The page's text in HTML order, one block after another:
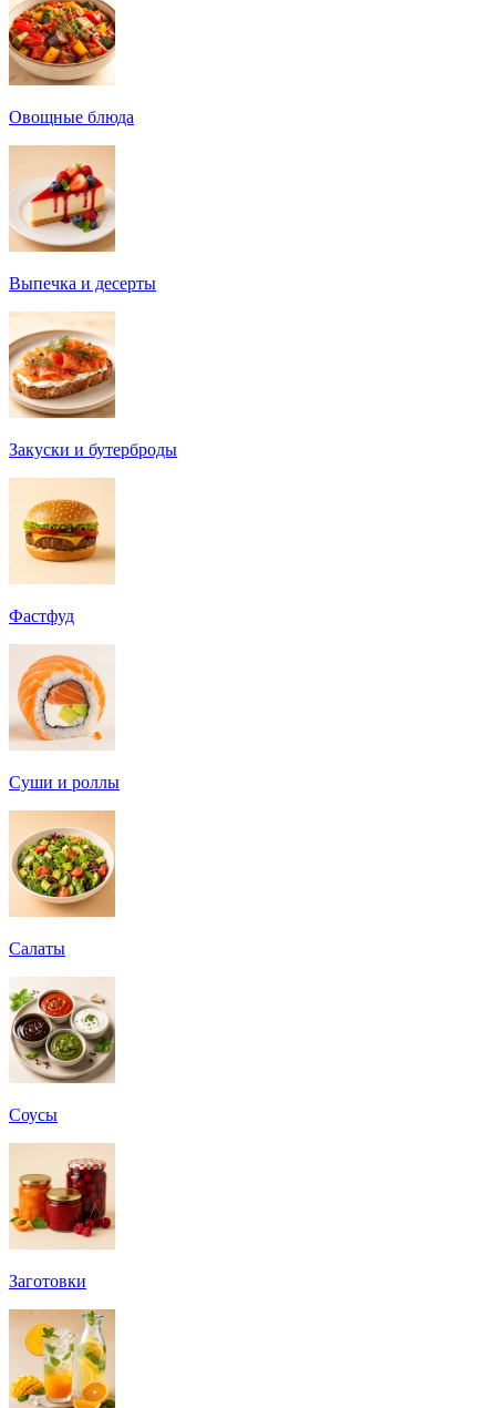
Овощные блюда
Выпечка и десерты
Закуски и бутерброды
Фастфуд
Суши и роллы
Салаты
Соусы
Заготовки